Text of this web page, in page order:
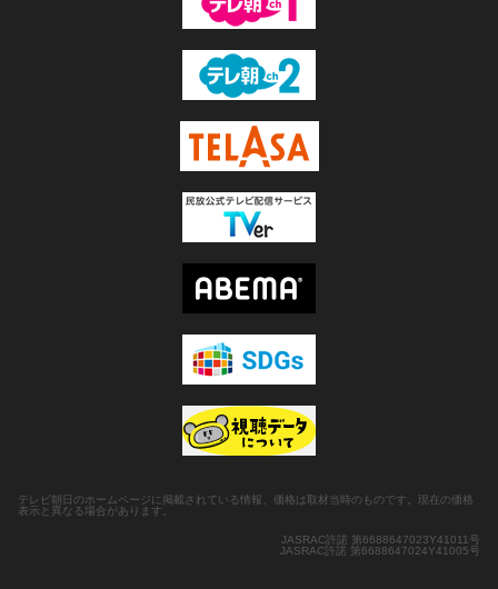
テレビ朝日のホームページに掲載されている情報、価格は取材当時のものです。現在の価格
表示と異なる場合があります。
JASRAC許諾 第6688647023Y41011号
JASRAC許諾 第6688647024Y41005号